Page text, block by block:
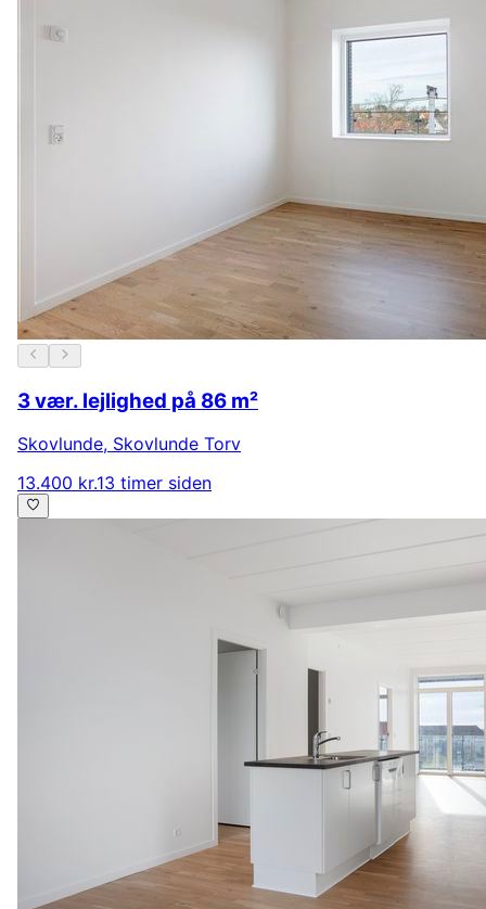
3 vær. lejlighed på 86 m²
Skovlunde, Skovlunde Torv
13.400 kr.13 timer siden